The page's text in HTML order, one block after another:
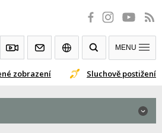
zobrazení Sluchově postižení
MENU